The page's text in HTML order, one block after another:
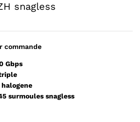
snagless
commande
Gbps
halogene
surmoules snagless